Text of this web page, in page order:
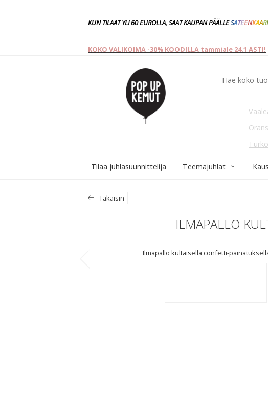
KUN TILAAT YLI 60 EUROLLA, SAAT KAUPAN PÄÄLLESATEENKAARI
KOKO VALIKOIMA -30% KOODILLA tammiale 24.1 ASTI!
Tilaa juhlasuunnittelija Teemajuhlat
Takaisin
ILMAPALLO
Ilmapallo kultaisella confetti-